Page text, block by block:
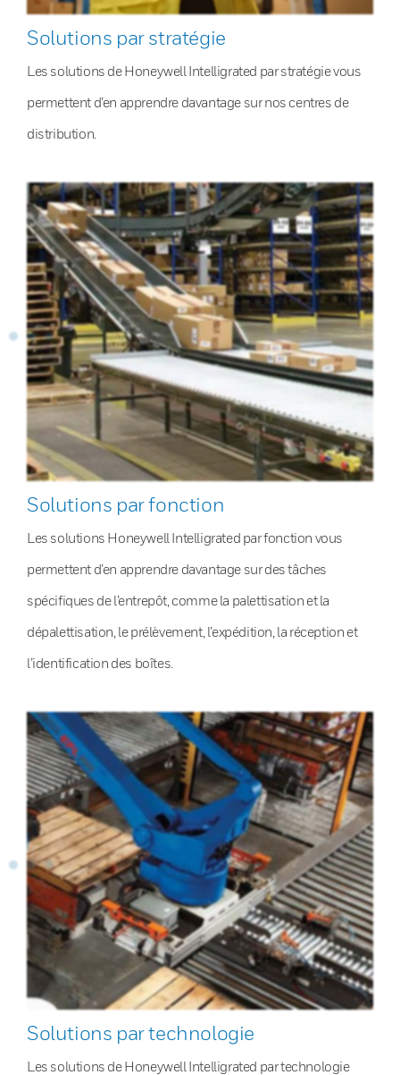
Solutions par stratégie
Les solutions de Honeywell Intelligrated par stratégie vous
permettent d’en apprendre davantage sur nos centres de
distribution.
Solutions par fonction
Les solutions Honeywell Intelligrated par fonction vous
permettent d’en apprendre davantage sur des tâches
spécifiques de l’entrepôt, comme la palettisation et la
dépalettisation, le prélèvement, l’expédition, la réception et
l’identification des boîtes.
Solutions par technologie
Les solutions de Honeywell Intelligrated par technologie